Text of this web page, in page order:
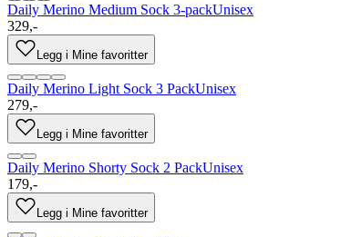
Daily Merino Medium Sock 3-packUnisex
329,-
Legg i Mine favoritter
Daily Merino Light Sock 3 PackUnisex
279,-
Legg i Mine favoritter
Daily Merino Shorty Sock 2 PackUnisex
179,-
Legg i Mine favoritter